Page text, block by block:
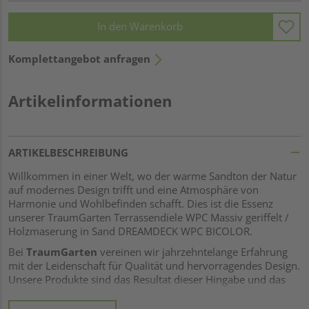
In den Warenkorb
Komplettangebot anfragen
Artikelinformationen
ARTIKELBESCHREIBUNG
Willkommen in einer Welt, wo der warme Sandton der Natur
auf modernes Design trifft und eine Atmosphäre von
Harmonie und Wohlbefinden schafft. Dies ist die Essenz
unserer TraumGarten Terrassendiele WPC Massiv geriffelt /
Holzmaserung in Sand DREAMDECK WPC BICOLOR.
Bei TraumGarten vereinen wir jahrzehntelange Erfahrung
mit der Leidenschaft für Qualität und hervorragendes Design.
Unsere Produkte sind das Resultat dieser Hingabe und das